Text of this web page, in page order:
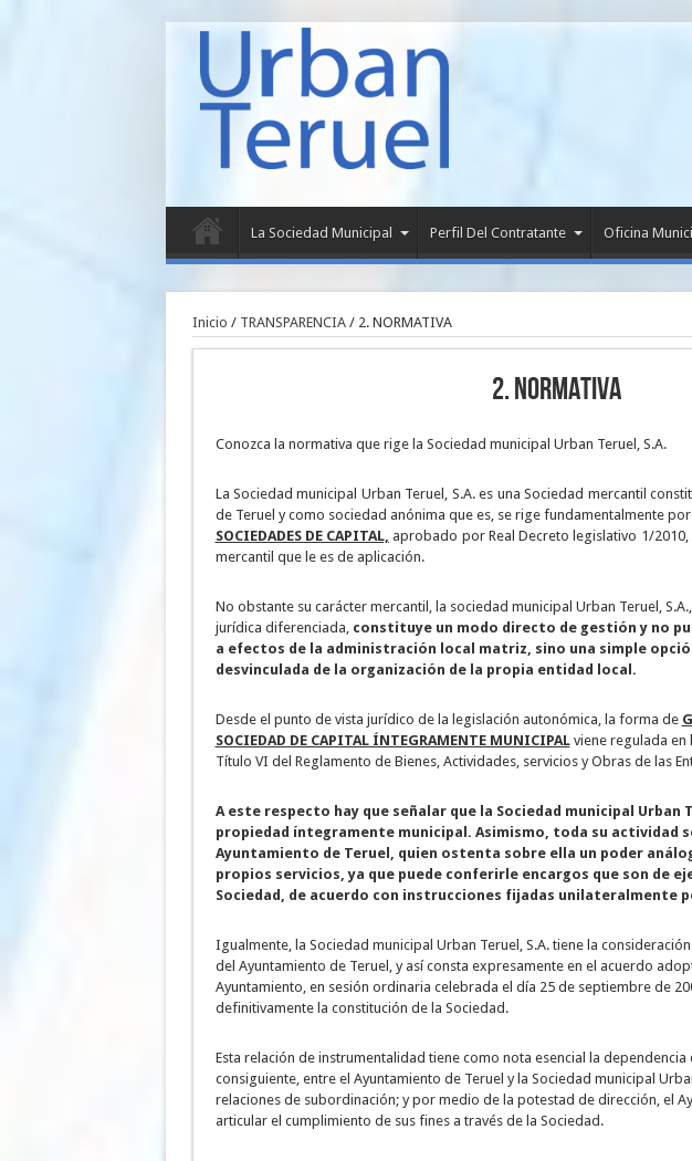
La Sociedad Municipal Perfil Del Contratante Oficina
Inicio / TRANSPARENCIA/ 2. NORMATIVA
2. NORMATIVA
Conozca la normativa que rige la Sociedad municipal Urban Teruel, S.A.
La Sociedad municipal Urban Teruel, S.A. es una Sociedad mercantil
de Teruel y como sociedad anónima que es, se rige fundamentalmente
SOCIEDADES DE CAPITAL, aprobado por Real Decreto legislativo 1/
mercantil que le es de aplicación.
No obstante su carácter mercantil, la sociedad municipal Urban Teruel,
jurídica diferenciada, constituye un modo directo de gestión y no
a efectos de la administración local matriz, sino una simple
desvinculada de la organización de la propia entidad local.
Desde el punto de vista jurídico de la legislación autonómica, la forma de
SOCIEDAD DE CAPITAL ÍNTEGRAMENTE MUNICIPALviene regulada en
Título VI del Reglamento de Bienes, Actividades, servicios y Obras de las
A este respecto hay que señalar que la Sociedad municipal Urban
propiedad íntegramente municipal. Asimismo, toda su actividad
Ayuntamiento de Teruel, quien ostenta sobre ella un poder
propios servicios, ya que puede conferirle encargos que son de
Sociedad, de acuerdo con instrucciones fijadas unilateralmente
Igualmente, la Sociedad municipal Urban Teruel, S.A. tiene la
del Ayuntamiento de Teruel, y así consta expresamente en el acuerdo
Ayuntamiento, en sesión ordinaria celebrada el día 25 de septiembre de
definitivamente la constitución de la Sociedad.
Esta relación de instrumentalidad tiene como nota esencial la
consiguiente, entre el Ayuntamiento de Teruel y la Sociedad municipal
relaciones de subordinación; y por medio de la potestad de dirección, el
articular el cumplimiento de sus fines a través de la Sociedad.